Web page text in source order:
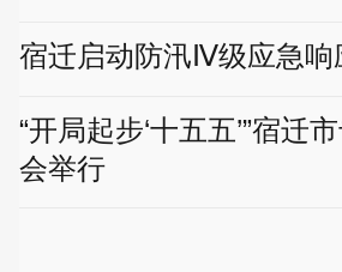
宿迁启动防汛Ⅳ级应急响
“开局起步‘十五五’”宿迁
会举行